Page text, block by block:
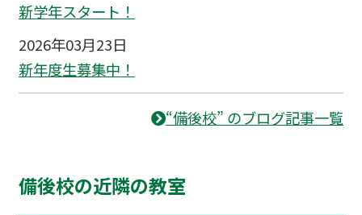
新学年スタート！
2026年03月23日
新年度生募集中！
“備後校” のブログ記事一覧
備後校の近隣の教室